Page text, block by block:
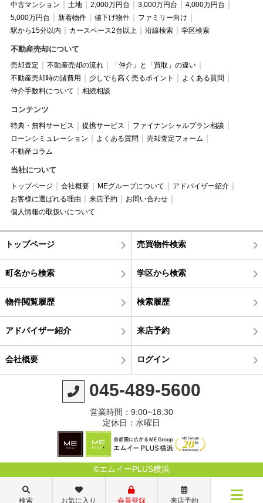
中古マンション
土地 2,000万円台 3,000万円台
4,000万円台
5,000万円台
新着物件 値下げ物件
ファミリー向け
駅から15分以内
カースペース2台以上 沿線検索 学区検索
不動産売却について
売却査定 不動産売却の流れ
「仲介」と「買取」の違い
不動産売却時の諸費用
少しでも高く売るポイント
よくある質問
仲介手数料について
相続相談
コンテンツ
特典・無料サービス 提携サービス
ファイナンシャルプラン相談
ローンシミュレーション
よくある質問
売却査定フォーム
不動産コラム
当社について
トップページ 会社概要 MEグループについて
アドバイザー紹介
お客様に選ばれる理由
来店予約
お問い合わせ
個人情報の取扱いについて
トップページ 売買物件検索
町名から検索 学区から検索
物件閲覧履歴 検索履歴
アドバイザー紹介 来店予約
会社概要 ログイン
045-489-5600
営業時間：9:00~18:30
定休日：水曜日
©エムイーPLUS横浜
検索 お気に入り 会員登録 来店予約